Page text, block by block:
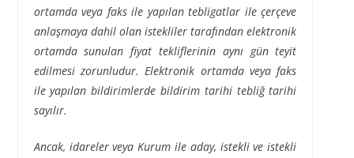
ortamda veya faks ile yapılan tebligatlar ile çerçeve
anlaşmaya dahil olan istekliler tarafından elektronik
ortamda sunulan fiyat tekliflerinin aynı gün teyit
edilmesi zorunludur. Elektronik ortamda veya faks
ile yapılan bildirimlerde bildirim tarihi tebliğ tarihi
sayılır.
Ancak, idareler veya Kurum ile aday, istekli ve istekli